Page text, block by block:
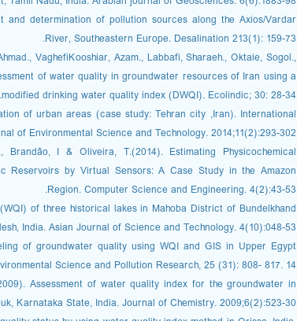
and determination of pollution sources along the Axios/Vardar
River, Southeastern Europe. Desalination 213(1): 159-73.
VaghefiKooshiar, Azam., Labbafi, Sharaeh., Oktaie, Sogol.,
of water quality in groundwater resources of Iran using a
modified drinking water quality index (DWQI). Ecolindic; 30: 28-34.
of urban areas (case study: Tehran city ,Iran). International
of Environmental Science and Technology. 2014;11(2):293-302.
I & Oliveira, T.(2014). Estimating Physicochemical
Reservoirs by Virtual Sensors: A Case Study in the Amazon
Region. Computer Science and Engineering. 4(2):43-53.
of three historical lakes in Mahoba District of Bundelkhand
India. Asian Journal of Science and Technology. 4(10):048-53.
of groundwater quality using WQI and GIS in Upper Egypt
Science and Pollution Research, 25 (31): 808- 817. 14.
Assessment of water quality index for the groundwater in
Karnataka State, India. Journal of Chemistry. 2009;6(2):523-30.